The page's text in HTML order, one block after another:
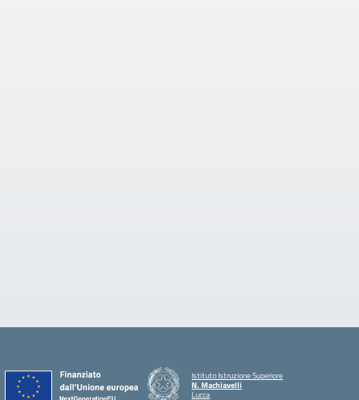
Istituto Istruzione Superiore
N. Machiavelli
Lucca